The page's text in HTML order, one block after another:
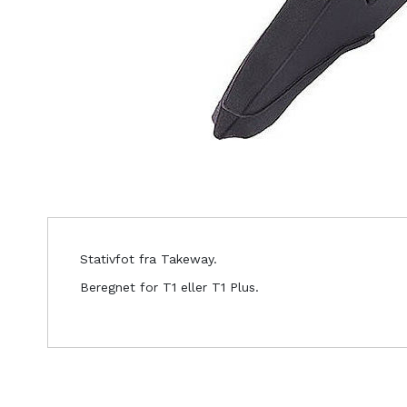
Stativfot fra Takeway.
Beregnet for T1 eller T1 Plus.